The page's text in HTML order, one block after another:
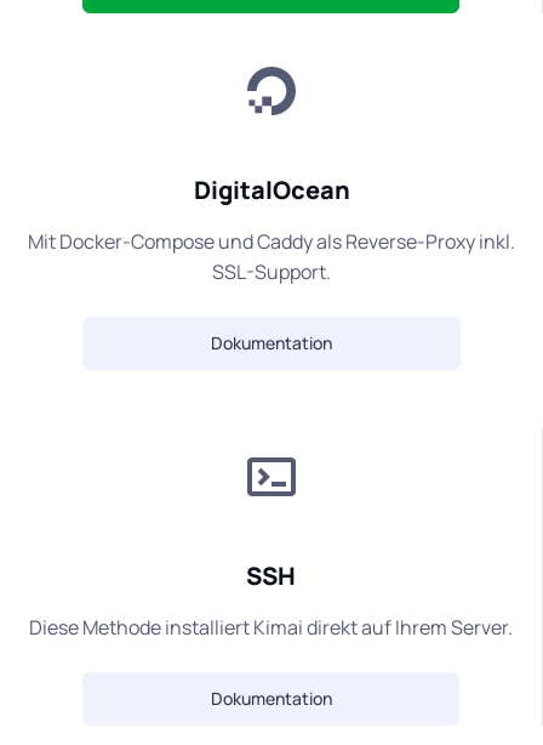
DigitalOcean
Mit Docker-Compose und Caddy als Reverse-Proxy inkl.
SSL-Support.
Dokumentation
SSH
Diese Methode installiert Kimai direkt auf Ihrem Server.
Dokumentation